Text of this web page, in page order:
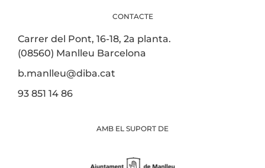
CONTACTE
Carrer del Pont, 16-18, 2a planta.
(08560) Manlleu Barcelona
b.manlleu@diba.cat
93 851 14 86
AMB EL SUPORT DE